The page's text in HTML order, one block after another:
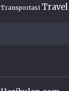
Transportasi Travel